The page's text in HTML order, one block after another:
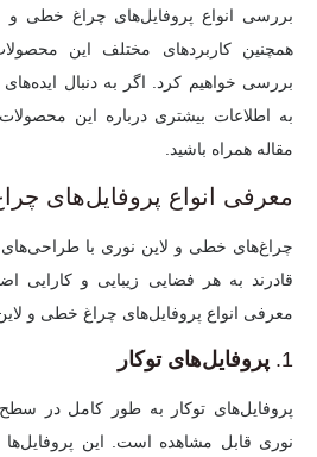
بررسی انواع پروفایل‌های چراغ خطی و
همچنین کاربردهای مختلف این
بررسی خواهیم کرد. اگر به دنبال ایده‌های
به اطلاعات بیشتری درباره این محصولات
مقاله همراه باشید.
معرفی انواع پروفایل‌های
چراغ‌های خطی و لاین نوری با طراحی‌های
قادرند به هر فضایی زیبایی و کارایی
معرفی انواع پروفایل‌های چراغ خطی و
1. پروفایل‌های توکار
پروفایل‌های توکار به طور کامل در
نوری قابل مشاهده است. این